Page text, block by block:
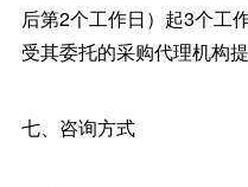
后第2个工作日）起3个工
受其委托的采购代理机构提
七、咨询方式